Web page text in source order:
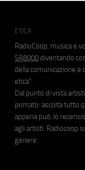
ETICA
RadioCoop, musica e
SA8000 diventando
della comunicazione e
etica".
Dal punto di vista
primato: ascolta tutto
appena può, lo
agli artisti. Radiocoop
genere.